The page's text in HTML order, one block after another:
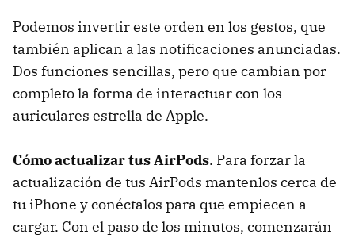
Podemos invertir este orden en los gestos, que
también aplican a las notificaciones anunciadas.
Dos funciones sencillas, pero que cambian por
completo la forma de interactuar con los
auriculares estrella de Apple.
Cómo actualizar tus AirPods. Para forzar la
actualización de tus AirPods mantenlos cerca de
tu iPhone y conéctalos para que empiecen a
cargar. Con el paso de los minutos, comenzarán